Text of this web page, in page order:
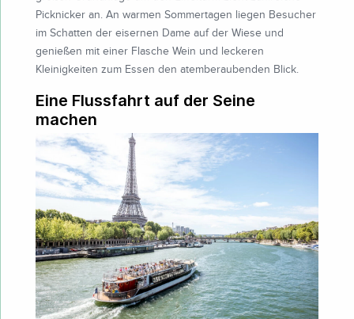
Picknicker an. An warmen Sommertagen liegen Besucher
im Schatten der eisernen Dame auf der Wiese und
genießen mit einer Flasche Wein und leckeren
Kleinigkeiten zum Essen den atemberaubenden Blick.
Eine Flussfahrt auf der Seine
machen